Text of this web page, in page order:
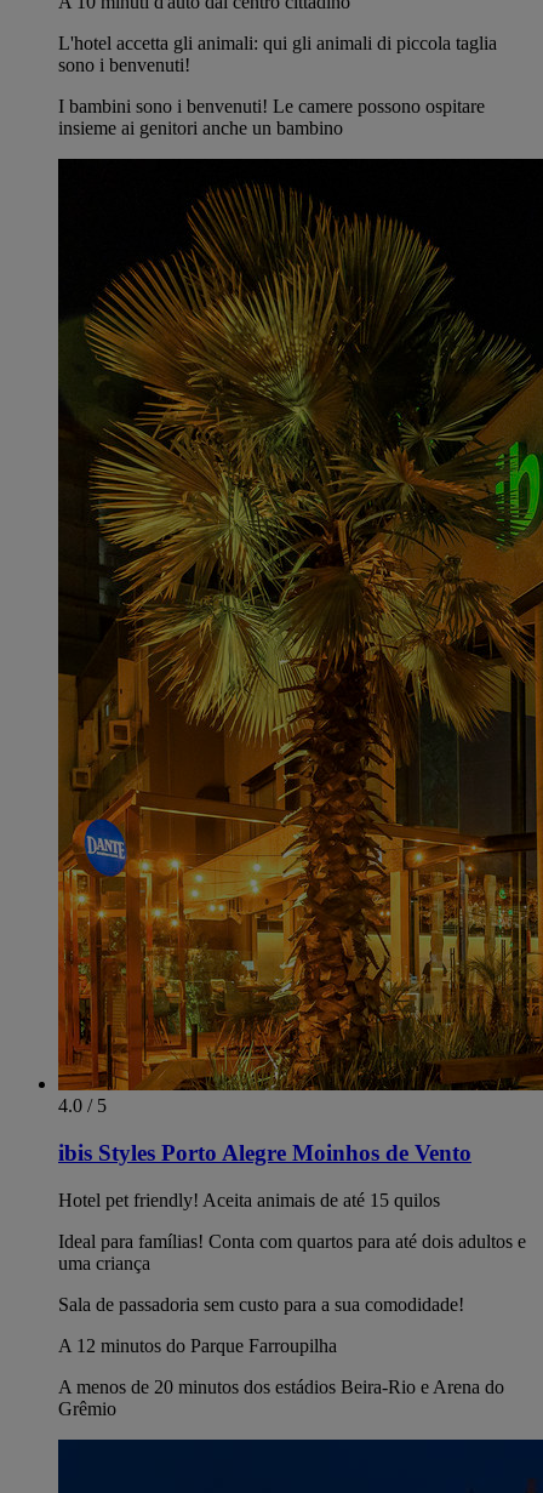
L'hotel accetta gli animali: qui gli animali di piccola taglia
sono i benvenuti!
I bambini sono i benvenuti! Le camere possono ospitare
insieme ai genitori anche un bambino
4.0 / 5
ibis Styles Porto Alegre Moinhos de Vento
Hotel pet friendly! Aceita animais de até 15 quilos
Ideal para famílias! Conta com quartos para até dois adultos e
uma criança
Sala de passadoria sem custo para a sua comodidade!
A 12 minutos do Parque Farroupilha
A menos de 20 minutos dos estádios Beira-Rio e Arena do
Grêmio